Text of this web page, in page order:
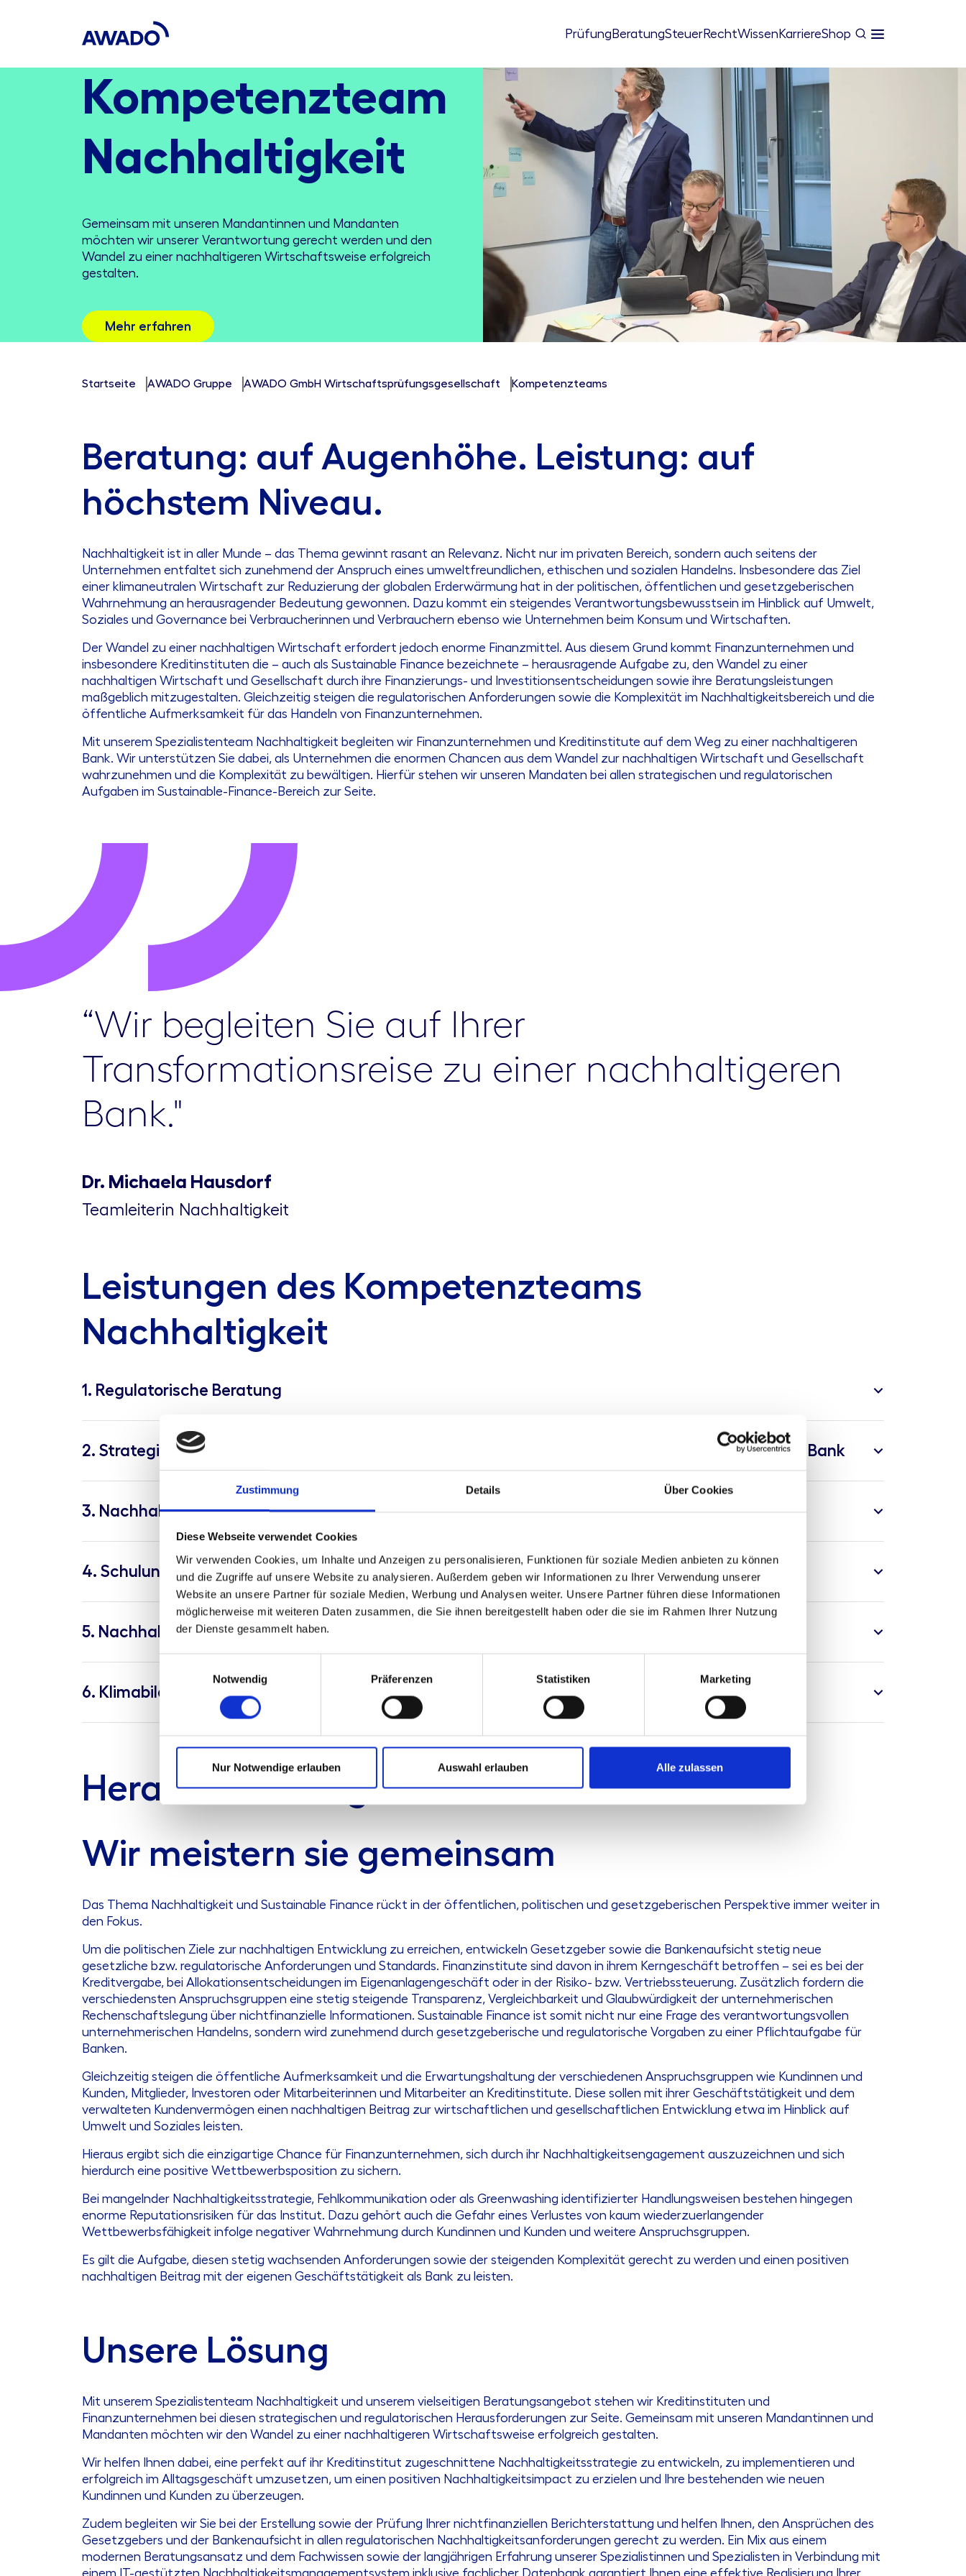
Zustimmung Details Über Cookies
Diese Webseite verwendet Cookies
Wir verwenden Cookies, um Inhalte und Anzeigen zu personalisieren, Funktionen für soziale Medien anbieten zu können
und die Zugriffe auf unsere Website zu analysieren. Außerdem geben wir Informationen zu Ihrer Verwendung unserer
Website an unsere Partner für soziale Medien, Werbung und Analysen weiter. Unsere Partner führen diese Informationen
möglicherweise mit weiteren Daten zusammen, die Sie ihnen bereitgestellt haben oder die sie im Rahmen Ihrer Nutzung
der Dienste gesammelt haben.
Einwilligungsauswahl
Notwendig
Präferenzen Statistiken Marketing
Nur Notwendige erlauben Auswahl erlauben Alle zulassen
Prüfung BeratungSteuerRechtWissen KarriereShop
Kompetenzteam
Nachhaltigkeit
Gemeinsam mit unseren Mandantinnen und Mandanten
möchten wir unserer Verantwortung gerecht werden und den
Wandel zu einer nachhaltigeren Wirtschaftsweise erfolgreich
gestalten.
Mehr erfahren
Startseite AWADO Gruppe AWADO GmbH Wirtschaftsprüfungsgesellschaft Kompetenzteams
Beratung: auf Augenhöhe. Leistung: auf
höchstem Niveau.
Nachhaltigkeit ist in aller Munde – das Thema gewinnt rasant an Relevanz. Nicht nur im privaten Bereich, sondern auch seitens der
Unternehmen entfaltet sich zunehmend der Anspruch eines umweltfreundlichen, ethischen und sozialen Handelns. Insbesondere das Ziel
einer klimaneutralen Wirtschaft zur Reduzierung der globalen Erderwärmung hat in der politischen, öffentlichen und gesetzgeberischen
Wahrnehmung an herausragender Bedeutung gewonnen. Dazu kommt ein steigendes Verantwortungsbewusstsein im Hinblick auf Umwelt,
Soziales und Governance bei Verbraucherinnen und Verbrauchern ebenso wie Unternehmen beim Konsum und Wirtschaften.
Der Wandel zu einer nachhaltigen Wirtschaft erfordert jedoch enorme Finanzmittel. Aus diesem Grund kommt Finanzunternehmen und
insbesondere Kreditinstituten die – auch als Sustainable Finance bezeichnete – herausragende Aufgabe zu, den Wandel zu einer
nachhaltigen Wirtschaft und Gesellschaft durch ihre Finanzierungs- und Investitionsentscheidungen sowie ihre Beratungsleistungen
maßgeblich mitzugestalten. Gleichzeitig steigen die regulatorischen Anforderungen sowie die Komplexität im Nachhaltigkeitsbereich und die
öffentliche Aufmerksamkeit für das Handeln von Finanzunternehmen.
Mit unserem Spezialistenteam Nachhaltigkeit begleiten wir Finanzunternehmen und Kreditinstitute auf dem Weg zu einer nachhaltigeren
Bank. Wir unterstützen Sie dabei, als Unternehmen die enormen Chancen aus dem Wandel zur nachhaltigen Wirtschaft und Gesellschaft
wahrzunehmen und die Komplexität zu bewältigen. Hierfür stehen wir unseren Mandaten bei allen strategischen und regulatorischen
Aufgaben im Sustainable-Finance-Bereich zur Seite.
“Wir begleiten Sie auf Ihrer
Transformationsreise zu einer nachhaltigeren
Bank."
Dr. Michaela Hausdorf
Teamleiterin Nachhaltigkeit
Leistungen des Kompetenzteams
Nachhaltigkeit
1. Regulatorische Beratung
2. Strategie- und Managementberatung: Begleitung bei der Entwicklung zu einer nachhaltigeren Bank
3. Nachhaltigkeitsberichterstattung
4. Schulung und Bildung
5. Nachhaltigkeitsmanagementsystem
6. Klimabilanzierung und Klimamanagement
Herausforderungen?
Wir meistern sie gemeinsam
Das Thema Nachhaltigkeit und Sustainable Finance rückt in der öffentlichen, politischen und gesetzgeberischen Perspektive immer weiter in
den Fokus.
Um die politischen Ziele zur nachhaltigen Entwicklung zu erreichen, entwickeln Gesetzgeber sowie die Bankenaufsicht stetig neue
gesetzliche bzw. regulatorische Anforderungen und Standards. Finanzinstitute sind davon in ihrem Kerngeschäft betroffen – sei es bei der
Kreditvergabe, bei Allokationsentscheidungen im Eigenanlagengeschäft oder in der Risiko- bzw. Vertriebssteuerung. Zusätzlich fordern die
verschiedensten Anspruchsgruppen eine stetig steigende Transparenz, Vergleichbarkeit und Glaubwürdigkeit der unternehmerischen
Rechenschaftslegung über nichtfinanzielle Informationen. Sustainable Finance ist somit nicht nur eine Frage des verantwortungsvollen
unternehmerischen Handelns, sondern wird zunehmend durch gesetzgeberische und regulatorische Vorgaben zu einer Pflichtaufgabe für
Banken.
Gleichzeitig steigen die öffentliche Aufmerksamkeit und die Erwartungshaltung der verschiedenen Anspruchsgruppen wie Kundinnen und
Kunden, Mitglieder, Investoren oder Mitarbeiterinnen und Mitarbeiter an Kreditinstitute. Diese sollen mit ihrer Geschäftstätigkeit und dem
verwalteten Kundenvermögen einen nachhaltigen Beitrag zur wirtschaftlichen und gesellschaftlichen Entwicklung etwa im Hinblick auf
Umwelt und Soziales leisten.
Hieraus ergibt sich die einzigartige Chance für Finanzunternehmen, sich durch ihr Nachhaltigkeitsengagement auszuzeichnen und sich
hierdurch eine positive Wettbewerbsposition zu sichern.
Bei mangelnder Nachhaltigkeitsstrategie, Fehlkommunikation oder als Greenwashing identifizierter Handlungsweisen bestehen hingegen
enorme Reputationsrisiken für das Institut. Dazu gehört auch die Gefahr eines Verlustes von kaum wiederzuerlangender
Wettbewerbsfähigkeit infolge negativer Wahrnehmung durch Kundinnen und Kunden und weitere Anspruchsgruppen.
Es gilt die Aufgabe, diesen stetig wachsenden Anforderungen sowie der steigenden Komplexität gerecht zu werden und einen positiven
nachhaltigen Beitrag mit der eigenen Geschäftstätigkeit als Bank zu leisten.
Unsere Lösung
Mit unserem Spezialistenteam Nachhaltigkeit und unserem vielseitigen Beratungsangebot stehen wir Kreditinstituten und
Finanzunternehmen bei diesen strategischen und regulatorischen Herausforderungen zur Seite. Gemeinsam mit unseren Mandantinnen und
Mandanten möchten wir den Wandel zu einer nachhaltigeren Wirtschaftsweise erfolgreich gestalten.
Wir helfen Ihnen dabei, eine perfekt auf ihr Kreditinstitut zugeschnittene Nachhaltigkeitsstrategie zu entwickeln, zu implementieren und
erfolgreich im Alltagsgeschäft umzusetzen, um einen positiven Nachhaltigkeitsimpact zu erzielen und Ihre bestehenden wie neuen
Kundinnen und Kunden zu überzeugen.
Zudem begleiten wir Sie bei der Erstellung sowie der Prüfung Ihrer nichtfinanziellen Berichterstattung und helfen Ihnen, den Ansprüchen des
Gesetzgebers und der Bankenaufsicht in allen regulatorischen Nachhaltigkeitsanforderungen gerecht zu werden. Ein Mix aus einem
modernen Beratungsansatz und dem Fachwissen sowie der langjährigen Erfahrung unserer Spezialistinnen und Spezialisten in Verbindung mit
einem IT-gestützten Nachhaltigkeitsmanagementsystem inklusive fachlicher Datenbank garantiert Ihnen eine effektive Realisierung Ihrer